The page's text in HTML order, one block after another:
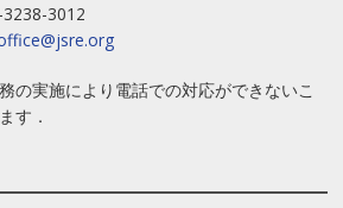
3238-3012
の実施により電話での対応ができないこ
す．